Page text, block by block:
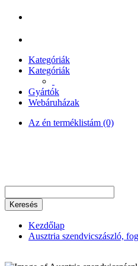
Kategóriák
Kategóriák
Gyártók
Webáruházak
Az én terméklistám (0)
Keresés
Kezdőlap
Ausztria szendvicszászló,